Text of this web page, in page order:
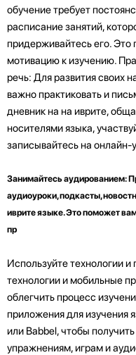
обучение требует
расписание занятий,
придерживайтесь его. Это
мотивацию к изучению.
речь: Для развития своих
важно практиковать и
дневник на на иврите,
носителями языка,
записывайтесь на
Занимайтесь аудированием:
аудиоуроки, подкасты,
иврите языке. Это поможет
пр
Используйте технологии
технологии и мобильные
облегчить процесс
приложения для изучения
или Babbel, чтобы
упражнениям, играм и